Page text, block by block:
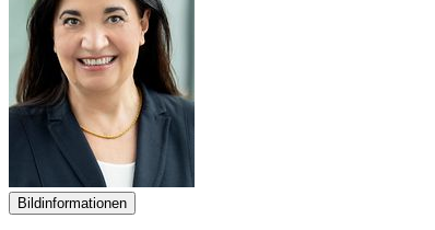
Bildinformationen